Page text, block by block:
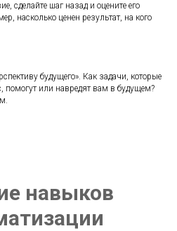
сделайте шаг назад и оцените его
насколько ценен результат, на кого
будущего». Как задачи, которые
помогут или навредят вам в будущем?
навыков